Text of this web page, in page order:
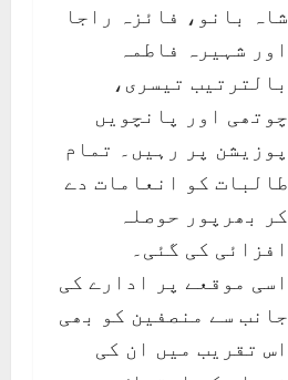
شاہ بانو، فائزہ راجا
اور شہیرہ فاطمہ
بالترتیب تیسری،
چوتھی اور پانچویں
پوزیشن پر رہیں۔ تمام
طالبات کو انعامات دے
کر بھرپور حوصلہ
افزائی کی گئی۔
اسی موقعے پر ادارے کی
جانب سے منصفین کو بھی
اس تقریب میں ان کی